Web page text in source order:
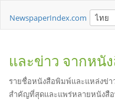
NewspaperIndex.com ไทย
และข่าว จากหนั
รายชื่อหนังสือพิมพ์และแหล่งข่า
สำคัญที่สุดและแพร่หลายหนังสื